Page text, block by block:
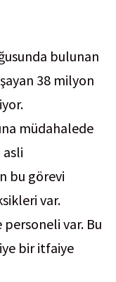
bulunan
38 milyon
müdahalede
bu görevi
var.
var. Bu
bir itfaiye